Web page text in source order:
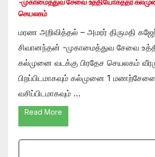
செயலகம்
மரண அறிவித்தல் – அமரர் திருமதி
சிவானந்தன் -முகாமைத்துவ சேவை
கல்முனை வடக்கு பிரதேச செயலகம்
பிறப்பிடமாகவும் கல்முனை 1
வசிப்பிடமாகவும் …
Read More